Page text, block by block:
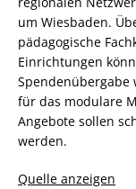
um Wiesbaden.
pädagogische
Einrichtungen
Spendenübergabe
für das modulare
Angebote sollen
werden.
Quelle anzeigen